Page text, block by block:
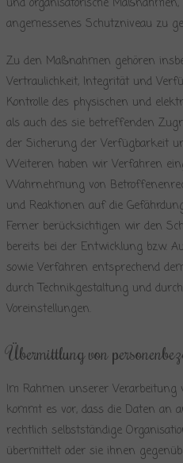
und organisatorische
angemessenes Schutzniveau zu
Zu den Maßnahmen gehören
Vertraulichkeit, Integrität und
Kontrolle des physischen und
als auch des sie betreffenden
der Sicherung der Verfügbarkeit
Weiteren haben wir Verfahren
Wahrnehmung von
und Reaktionen auf die
Ferner berücksichtigen wir den
bereits bei der Entwicklung bzw.
sowie Verfahren entsprechend
durch Technikgestaltung und
Voreinstellungen.
Übermittlung von
Im Rahmen unserer Verarbeitung
kommt es vor, dass die Daten an
rechtlich selbstständige
übermittelt oder sie ihnen